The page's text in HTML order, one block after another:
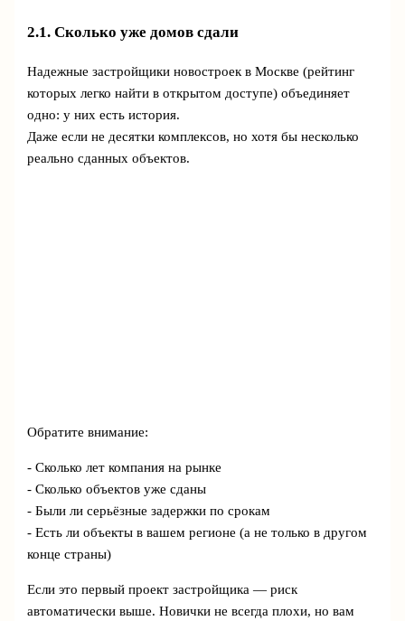
2.1. Сколько уже домов сдали
Надежные застройщики новостроек в Москве (рейтинг
которых легко найти в открытом доступе) объединяет
одно: у них есть история.
Даже если не десятки комплексов, но хотя бы несколько
реально сданных объектов.
Обратите внимание:
- Сколько лет компания на рынке
- Сколько объектов уже сданы
- Были ли серьёзные задержки по срокам
- Есть ли объекты в вашем регионе (а не только в другом
конце страны)
Если это первый проект застройщика — риск
автоматически выше. Новички не всегда плохи, но вам